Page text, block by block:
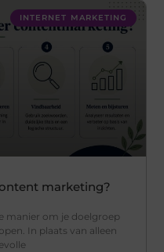
INTERNET MARKETING
marketing?
manier om je doelgroep
In plaats van alleen